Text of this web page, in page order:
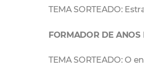
TEMA SORTEADO:
FORMADOR DE ANOS
TEMA SORTEADO: O